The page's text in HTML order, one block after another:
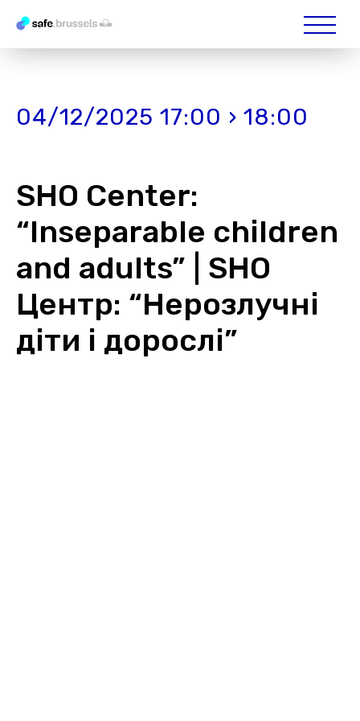
04/12/2025 17:00 › 18:00
SHO Center:
“Inseparable children
and adults” | SHO
Центр: “Нерозлучні
діти і дорослі”